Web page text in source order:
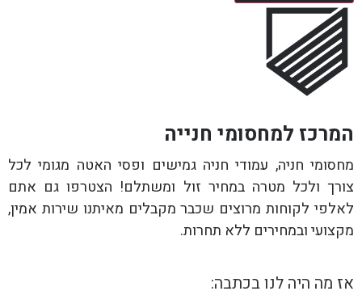
המרכז למחסומי חנייה
מחסומי חניה, עמודי חניה גמישים ופסי האטה מגומי לכל
צורך ולכל מטרה במחיר זול ומשתלם! הצטרפו גם אתם
לאלפי לקוחות מרוצים שכבר מקבלים מאיתנו שירות אמין,
מקצועי ובמחירים ללא תחרות.
אז מה היה לנו בכתבה: